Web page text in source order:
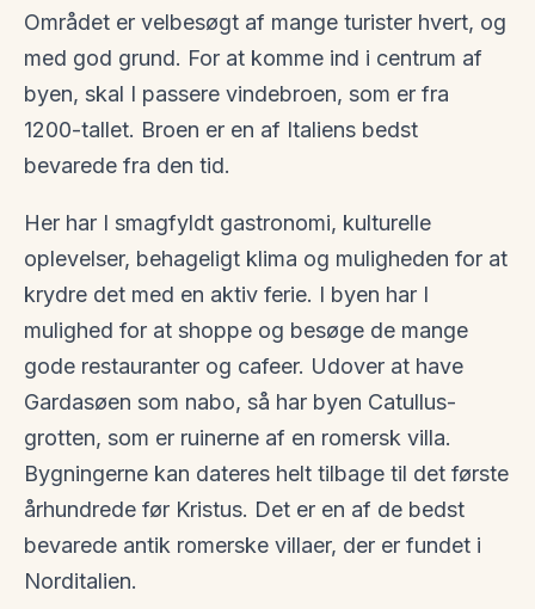
Området er velbesøgt af mange turister hvert, og
med god grund. For at komme ind i centrum af
byen, skal I passere vindebroen, som er fra
1200-tallet. Broen er en af Italiens bedst
bevarede fra den tid.
Her har I smagfyldt gastronomi, kulturelle
oplevelser, behageligt klima og muligheden for at
krydre det med en aktiv ferie. I byen har I
mulighed for at shoppe og besøge de mange
gode restauranter og cafeer. Udover at have
Gardasøen som nabo, så har byen Catullus-
grotten, som er ruinerne af en romersk villa.
Bygningerne kan dateres helt tilbage til det første
århundrede før Kristus. Det er en af de bedst
bevarede antik romerske villaer, der er fundet i
Norditalien.